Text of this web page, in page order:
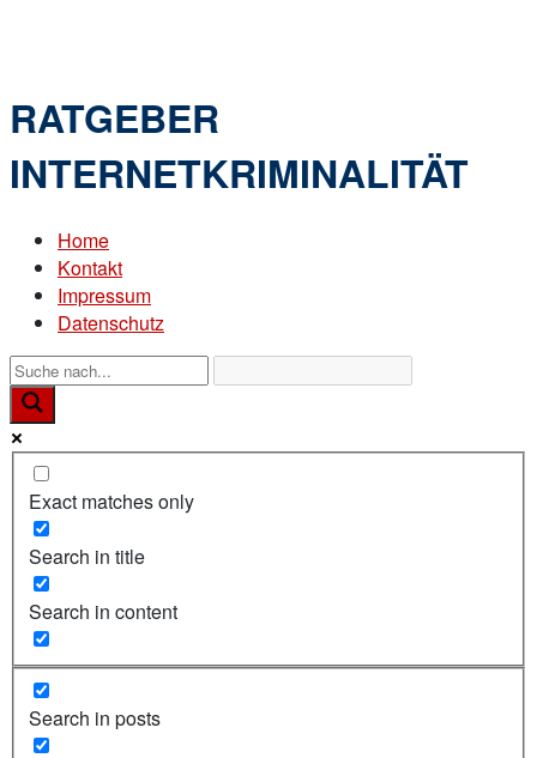
RATGEBER
INTERNETKRIMINALITÄT
Home
Kontakt
Impressum
Datenschutz
Exact matches only
Search in title
Search in content
Search in posts